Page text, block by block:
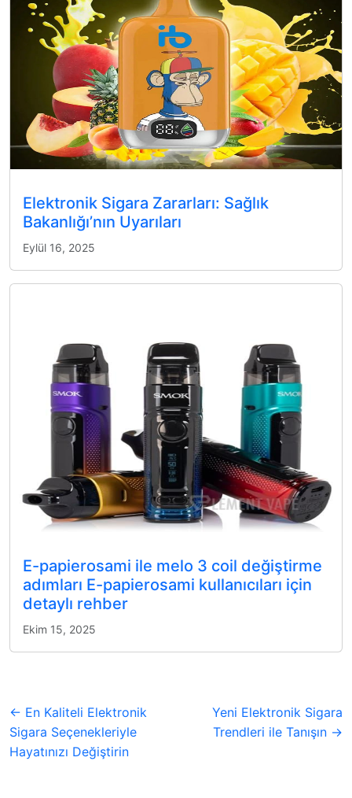
Elektronik Sigara Zararları: Sağlık
Bakanlığı’nın Uyarıları
Eylül 16, 2025
E-papierosami ile melo 3 coil değiştirme
adımları E-papierosami kullanıcıları için
detaylı rehber
Ekim 15, 2025
← En Kaliteli Elektronik
Sigara Seçenekleriyle
Hayatınızı Değiştirin
Yeni Elektronik Sigara
Trendleri ile Tanışın →